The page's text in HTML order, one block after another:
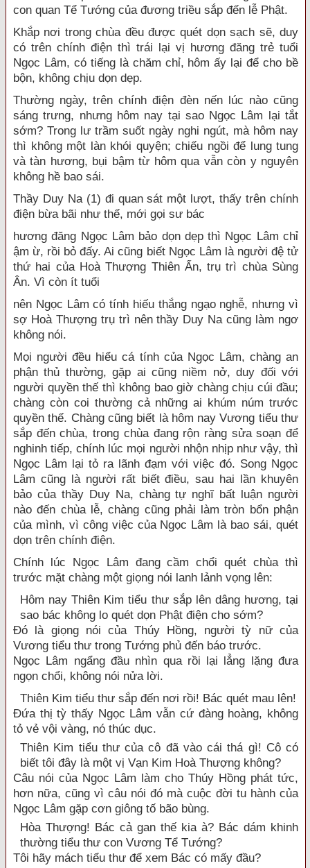
con quan Tể Tướng của đương triều sắp đến lễ Phật.
Khắp nơi trong chùa đều được quét dọn sạch sẽ, duy
có trên chính điện thì trái lại vị hương đăng trẻ tuổi
Ngọc Lâm, có tiếng là chăm chỉ, hôm ấy lại để cho bề
bộn, không chịu dọn dẹp.
Thường ngày, trên chính điện đèn nến lúc nào cũng
sáng trưng, nhưng hôm nay tại sao Ngọc Lâm lại tắt
sớm? Trong lư trầm suốt ngày nghi ngút, mà hôm nay
thì không một làn khói quyện; chiếu ngồi để lung tung
và tàn hương, bụi bậm từ hôm qua vẫn còn y nguyên
không hề bao sái.
Thầy Duy Na (1) đi quan sát một lượt, thấy trên chính
điện bừa bãi như thế, mới gọi sư bác
hương đăng Ngọc Lâm bảo dọn dẹp thì Ngọc Lâm chỉ
ậm ừ, rồi bỏ đấy. Ai cũng biết Ngọc Lâm là người đệ tử
thứ hai của Hoà Thượng Thiên Ẩn, trụ trì chùa Sùng
Ân. Vì còn ít tuổi
nên Ngọc Lâm có tính hiếu thắng ngạo nghễ, nhưng vì
sợ Hoà Thượng trụ trì nên thầy Duy Na cũng làm ngơ
không nói.
Mọi người đều hiểu cá tính của Ngọc Lâm, chàng an
phận thủ thường, gặp ai cũng niềm nở, duy đối với
người quyền thế thì không bao giờ chàng chịu cúi đầu;
chàng còn coi thường cả những ai khúm núm trước
quyền thế. Chàng cũng biết là hôm nay Vương tiểu thư
sắp đến chùa, trong chùa đang rộn ràng sửa soạn để
nghinh tiếp, chính lúc mọi người nhộn nhịp như vậy, thì
Ngọc Lâm lại tỏ ra lãnh đạm với việc đó. Song Ngọc
Lâm cũng là người rất biết điều, sau hai lần khuyên
bảo của thầy Duy Na, chàng tự nghĩ bất luận người
nào đến chùa lễ, chàng cũng phải làm tròn bổn phận
của mình, vì công việc của Ngọc Lâm là bao sái, quét
dọn trên chính điện.
Chính lúc Ngọc Lâm đang cầm chổi quét chùa thì
trước mặt chàng một giọng nói lanh lảnh vọng lên:
Hôm nay Thiên Kim tiểu thư sắp lên dâng hương, tại
sao bác không lo quét dọn Phật điện cho sớm?
Đó là giọng nói của Thúy Hồng, người tỳ nữ của
Vương tiểu thư trong Tướng phủ đến báo trước.
Ngọc Lâm ngẩng đầu nhìn qua rồi lại lẳng lặng đưa
ngọn chổi, không nói nửa lời.
Thiên Kim tiểu thư sắp đến nơi rồi! Bác quét mau lên!
Đứa thị tỳ thấy Ngọc Lâm vẫn cứ đàng hoàng, không
tỏ vẻ vội vàng, nó thúc dục.
Thiên Kim tiểu thư của cô đã vào cái thá gì! Cô có
biết tôi đây là một vị Vạn Kim Hoà Thượng không?
Câu nói của Ngọc Lâm làm cho Thúy Hồng phát tức,
hơn nữa, cũng vì câu nói đó mà cuộc đời tu hành của
Ngọc Lâm gặp cơn giông tố bão bùng.
Hòa Thượng! Bác cả gan thế kia à? Bác dám khinh
thường tiểu thư con Vương Tể Tướng?
Tôi hãy mách tiểu thư để xem Bác có mấy đầu?